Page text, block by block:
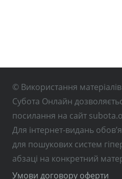
© Використання
Субота Онлайн
посилання на сайт
Для інтернет-видань
для пошукових систем
абзаці на конкретний
Умови договору оферти